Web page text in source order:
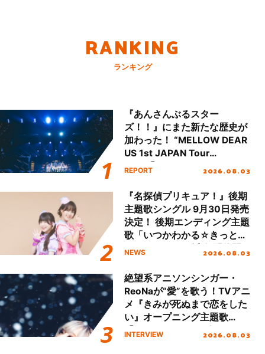
RANKING
ランキング
『あんさんぶるスター
ズ！！』にまた新たな歴史が
加わった！ “MELLOW DEAR
US 1st JAPAN Tour
Final「NICE to meet YOU
ート!!
REPORT 2026.08.03
『名探偵プリキュア！』後期
主題歌シングル 9月30日発売
決定！ 後期エンディング主題
歌「いつかわかる☆きっとあ
える」TVサイズ先行配信開
NEWS 2026.08.03
絶望系アニソンシンガー・
ReoNaが“愛”を歌う！TVアニ
メ『きみが死ぬまで恋をした
い』オープニング主題歌
「Amore」インタビュー
INTERVIEW 2026.08.03